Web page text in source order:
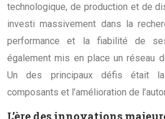
technologique, de production et de
investi massivement dans la
performance et la fiabilité de
également mis en place un réseau
Un des principaux défis était la
composants et l’amélioration de
L’ère des innovations